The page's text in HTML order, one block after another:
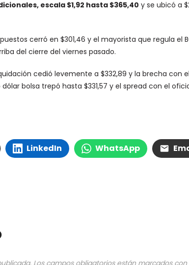
escala $1,92 hasta $365,40 y se ubicó a
cerró en $301,46 y el mayorista que regula el
del cierre del viernes pasado.
cedió levemente a $332,89 y la brecha con
bolsa trepó hasta $331,57 y el spread con el
LinkedIn WhatsApp
Los campos obligatorios están marcados con